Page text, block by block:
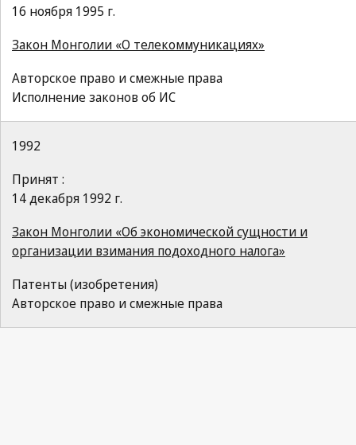
16 ноября 1995 г.
Закон Монголии «О телекоммуникациях»
Авторское право и смежные права
Исполнение законов об ИС
1992
Принят :
14 декабря 1992 г.
Закон Монголии «Об экономической сущности и
организации взимания подоходного налога»
Патенты (изобретения)
Авторское право и смежные права